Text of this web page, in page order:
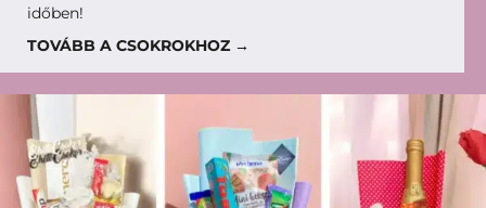
időben!
TOVÁBB A CSOKROKHOZ →